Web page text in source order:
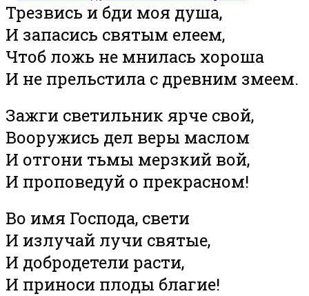
Трезвись и бди моя душа,
И запасись святым елеем,
Чтоб ложь не мнилась хороша
И не прельстила с древним змеем.
Зажги светильник ярче свой,
Вооружись дел веры маслом
И отгони тьмы мерзкий вой,
И проповедуй о прекрасном!
Во имя Господа, свети
И излучай лучи святые,
И добродетели расти,
И приноси плоды благие!